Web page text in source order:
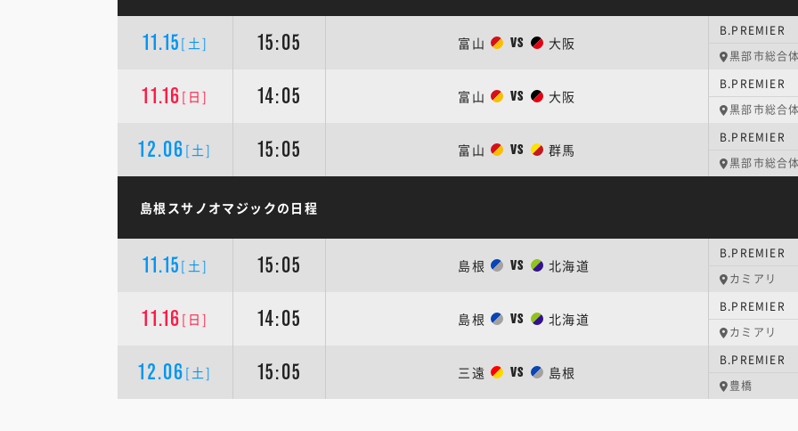
11.15 [土] 15:05 富山 VS 大阪
黒部市総合
11.16 [日] 14:05 富山 VS 大阪
黒部市総合
12.06 [土] 15:05 富山 VS 群馬
黒部市総合
島根スサノオマジックの日程
11.15 [土] 15:05 島根 VS 北海道
カミアリ
11.16 [日] 14:05 島根 VS 北海道
カミアリ
12.06 [土] 15:05 三遠 VS 島根
B.PREMIER
豊橋